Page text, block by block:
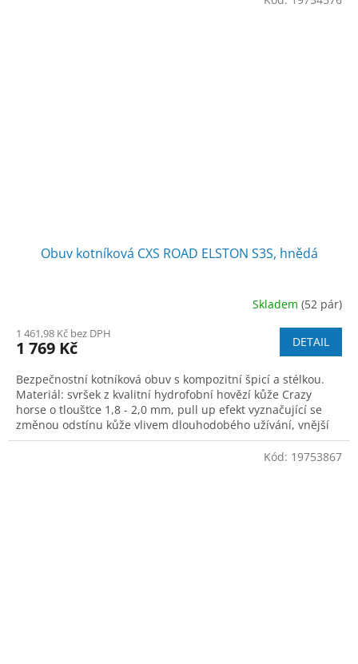
Obuv kotníková CXS ROAD ELSTON S3S, hnědá
Skladem (52 pár)
1 461,98 Kč bez DPH
1 769 Kč DETAIL
Bezpečnostní kotníková obuv s kompozitní špicí a stélkou.
Materiál: svršek z kvalitní hydrofobní hovězí kůže Crazy
horse o tloušťce 1,8 - 2,0 mm, pull up efekt vyznačující se
změnou odstínu kůže vlivem dlouhodobého užívání, vnější
robustní TPR ochran
Kód: 19753867